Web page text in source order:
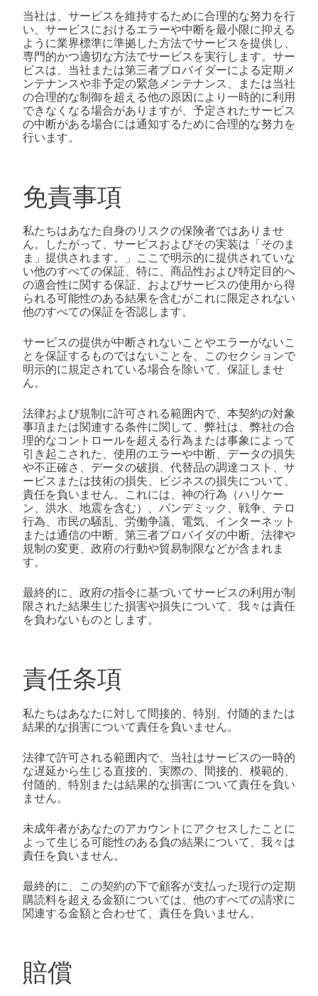
当社は、サービスを維持するために合理的な努力を行
い、サービスにおけるエラーや中断を最小限に抑える
ように業界標準に準拠した方法でサービスを提供し、
専門的かつ適切な方法でサービスを実行します。サー
ビスは、当社または第三者プロバイダーによる定期メ
ンテナンスや非予定の緊急メンテナンス、または当社
の合理的な制御を超える他の原因により一時的に利用
できなくなる場合がありますが、予定されたサービス
の中断がある場合には通知するために合理的な努力を
行います。
免責事項
私たちはあなた自身のリスクの保険者ではありませ
ん。したがって、サービスおよびその実装は「そのま
ま」提供されます。」ここで明示的に提供されていな
い他のすべての保証、特に、商品性および特定目的へ
の適合性に関する保証、およびサービスの使用から得
られる可能性のある結果を含むがこれに限定されない
他のすべての保証を否認します。
サービスの提供が中断されないことやエラーがないこ
とを保証するものではないことを、このセクションで
明示的に規定されている場合を除いて、保証しませ
ん。
法律および規制に許可される範囲内で、本契約の対象
事項または関連する条件に関して、弊社は、弊社の合
理的なコントロールを超える行為または事象によって
引き起こされた、使用のエラーや中断、データの損失
や不正確さ、データの破損、代替品の調達コスト、サ
ービスまたは技術の損失、ビジネスの損失について、
責任を負いません。これには、神の行為（ハリケー
ン、洪水、地震を含む）、パンデミック、戦争、テロ
行為、市民の騒乱、労働争議、電気、インターネット
または通信の中断、第三者プロバイダの中断、法律や
規制の変更、政府の行動や貿易制限などが含まれま
す。
最終的に、政府の指令に基づいてサービスの利用が制
限された結果生じた損害や損失について、我々は責任
を負わないものとします。
責任条項
私たちはあなたに対して間接的、特別、付随的または
結果的な損害について責任を負いません。
法律で許可される範囲内で、当社はサービスの一時的
な遅延から生じる直接的、実際の、間接的、模範的、
付随的、特別または結果的な損害について責任を負い
ません。
未成年者があなたのアカウントにアクセスしたことに
よって生じる可能性のある負の結果について、我々は
責任を負いません。
最終的に、この契約の下で顧客が支払った現行の定期
購読料を超える金額については、他のすべての請求に
関連する金額と合わせて、責任を負いません。
賠償